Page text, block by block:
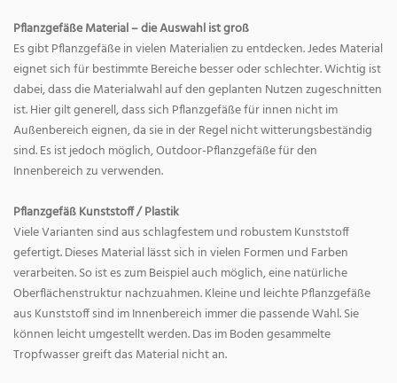
Pflanzgefäße Material – die Auswahl ist groß
Es gibt Pflanzgefäße in vielen Materialien zu entdecken. Jedes Material
eignet sich für bestimmte Bereiche besser oder schlechter. Wichtig ist
dabei, dass die Materialwahl auf den geplanten Nutzen zugeschnitten
ist. Hier gilt generell, dass sich Pflanzgefäße für innen nicht im
Außenbereich eignen, da sie in der Regel nicht witterungsbeständig
sind. Es ist jedoch möglich, Outdoor-Pflanzgefäße für den
Innenbereich zu verwenden.
Pflanzgefäß Kunststoff / Plastik
Viele Varianten sind aus schlagfestem und robustem Kunststoff
gefertigt. Dieses Material lässt sich in vielen Formen und Farben
verarbeiten. So ist es zum Beispiel auch möglich, eine natürliche
Oberflächenstruktur nachzuahmen. Kleine und leichte Pflanzgefäße
aus Kunststoff sind im Innenbereich immer die passende Wahl. Sie
können leicht umgestellt werden. Das im Boden gesammelte
Tropfwasser greift das Material nicht an.